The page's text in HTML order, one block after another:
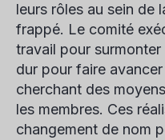
leurs rôles au sein de
frappé. Le comité
travail pour
dur pour faire
cherchant des
les membres. Ces
changement de nom